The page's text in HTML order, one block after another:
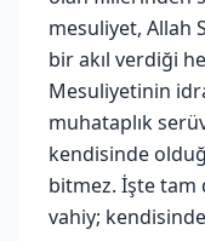
mesuliyet, Allah
bir akıl verdiği
Mesuliyetinin
muhataplık
kendisinde
bitmez. İşte
vahiy;